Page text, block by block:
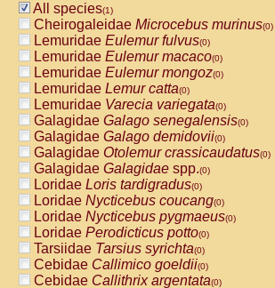
All species(1)
Cheirogaleidae Microcebus murinus(0)
Lemuridae Eulemur fulvus(0)
Lemuridae Eulemur macaco(0)
Lemuridae Eulemur mongoz(0)
Lemuridae Lemur catta(0)
Lemuridae Varecia variegata(0)
Galagidae Galago senegalensis(0)
Galagidae Galago demidovii(0)
Galagidae Otolemur crassicaudatus(0)
Galagidae Galagidae spp.(0)
Loridae Loris tardigradus(0)
Loridae Nycticebus coucang(0)
Loridae Nycticebus pygmaeus(0)
Loridae Perodicticus potto(0)
Tarsiidae Tarsius syrichta(0)
Cebidae Callimico goeldii(0)
Cebidae Callithrix argentata(0)